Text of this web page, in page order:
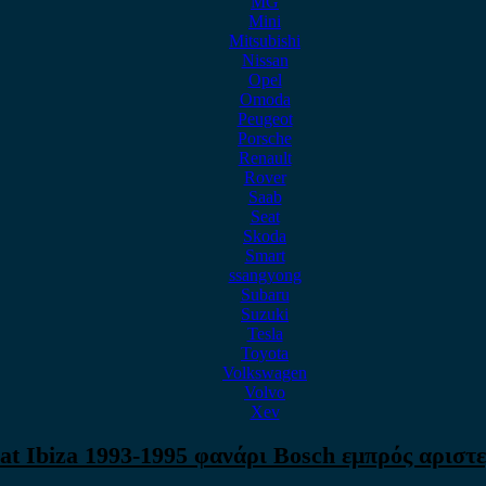
Mini
Mitsubishi
Nissan
Opel
Omoda
Peugeot
Porsche
Renault
Rover
Saab
Seat
Skoda
Smart
ssangyong
Subaru
Suzuki
Tesla
Toyota
Volkswagen
Volvo
Xev
Ibiza 1993-1995 φανάρι Bosch εμπρός